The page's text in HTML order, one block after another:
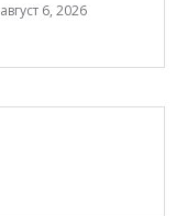
август 6, 2026